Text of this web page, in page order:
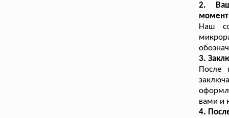
2.
Наш
3.
После
вами и
4.